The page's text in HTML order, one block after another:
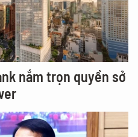
nắm trọn quyền sở